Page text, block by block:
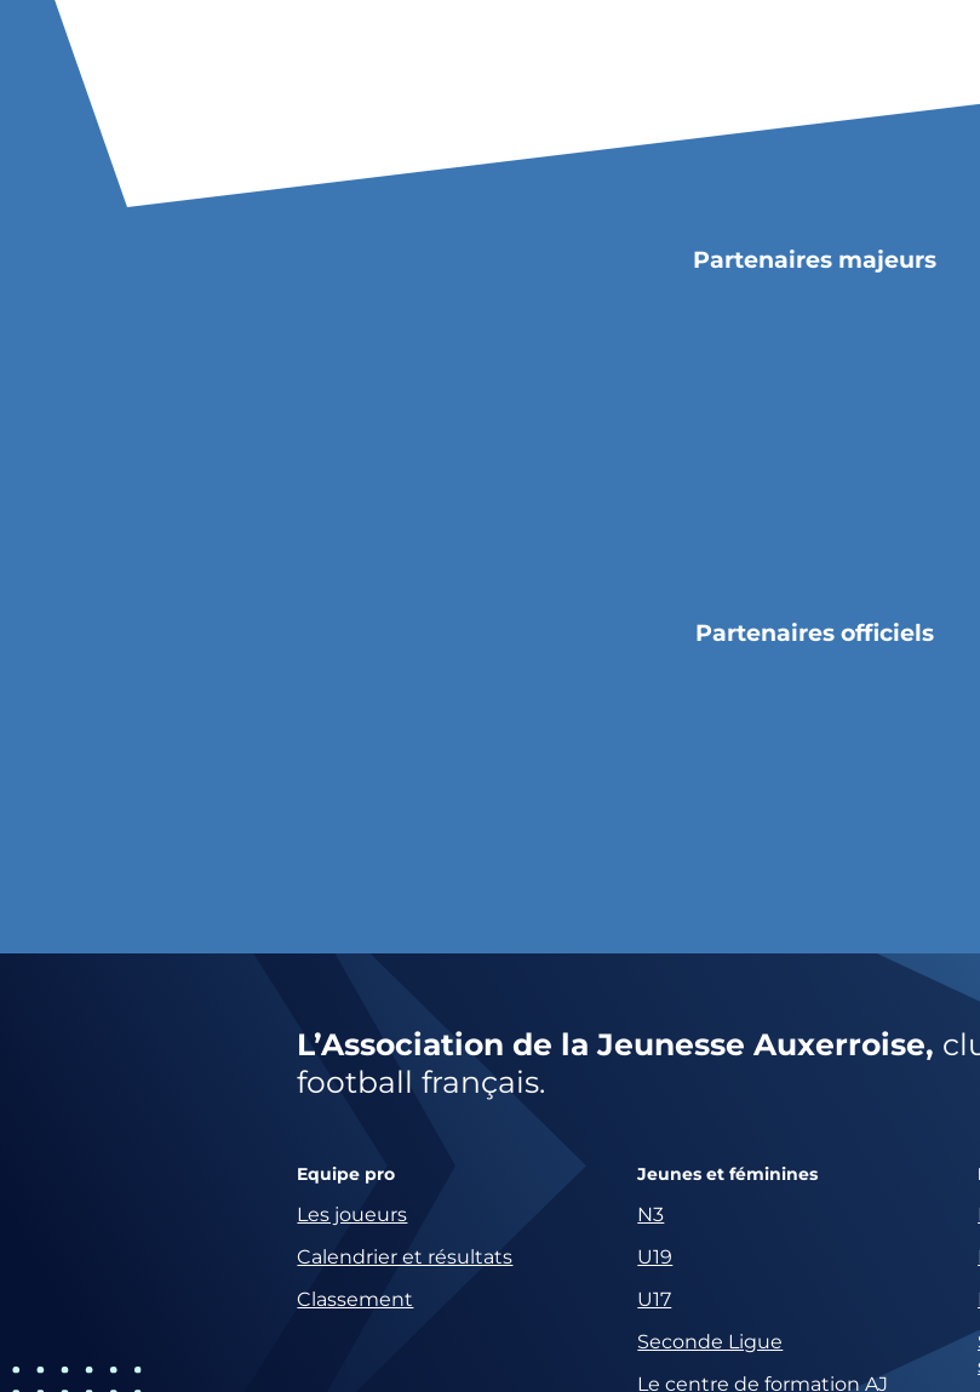
Partenaires majeurs
Partenaires officiels
L’Association de la Jeunesse Auxerroise,
football français.
Equipe pro
Les joueurs
Calendrier et résultats
Classement
Jeunes et féminines
N3
U19
U17
Seconde Ligue
Le centre de formation AJ